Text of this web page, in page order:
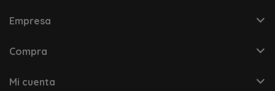
Empresa
Compra
Mi cuenta